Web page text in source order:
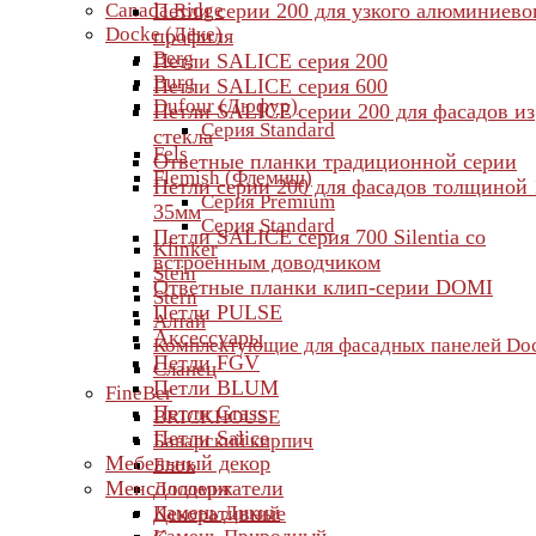
Canada Ridge
Docke (Дёке)
Berg
Burg
Dufour (Дюфур)
Серия Standard
Fels
Flemish (Флемиш)
Серия Premium
Серия Standard
Klinker
Stein
Stern
Алтай
Комплектующие для фасадных панелей
Сланец
FineBer
BRICKHOUSE
Баварский кирпич
Блок
Доломит
Камень Дикий
Петли серии 200 для узкого
профиля
Петли SALICE серия 200
Петли SALICE серия 600
Петли SALICE серии 200 для фасадов из
стекла
Ответные планки традиционной серии
Петли серии 200 для фасадов толщиной
35мм
Петли SALICE серия 700 Silentia со
встроенным доводчиком
Ответные планки клип-серии DOMI
Петли PULSE
Аксессуары
Петли FGV
Петли BLUM
Петли Grass
Петли Salice
Мебельный декор
Менсолодержатели
Декоративные